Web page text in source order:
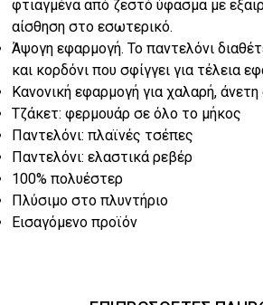
φτιαγμένα από ζεστό ύφασμα με
αίσθηση στο εσωτερικό.
Άψογη εφαρμογή. Το παντελόνι
και κορδόνι που σφίγγει για τέλεια
Κανονική εφαρμογή για χαλαρή, άνετη
Τζάκετ: φερμουάρ σε όλο το μήκος
Παντελόνι: πλαϊνές τσέπες
Παντελόνι: ελαστικά ρεβέρ
100% πολυέστερ
Πλύσιμο στο πλυντήριο
Εισαγόμενο προϊόν